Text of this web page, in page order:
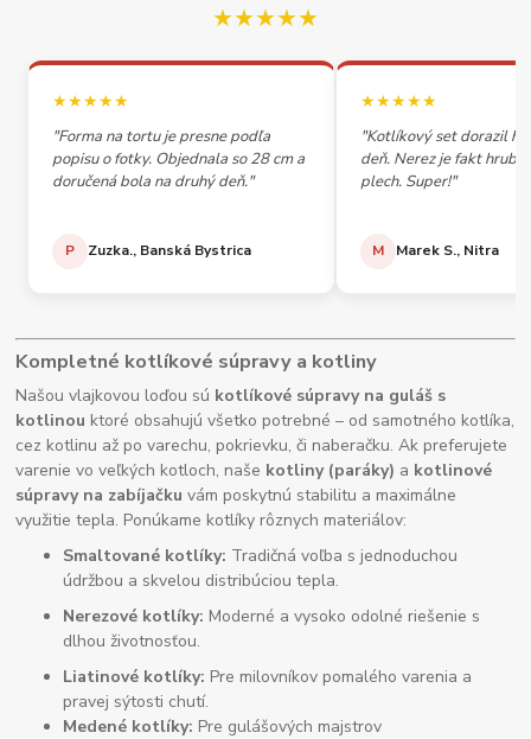
★★★★★
★★★★★
"Forma na tortu je presne podľa
popisu o fotky. Objednala so 28 cm a
doručená bola na druhý deň."
P Zuzka., Banská Bystrica
★★★★★
"Kotlíkový set dorazil
deň. Nerez je fakt
plech. Super!"
M Marek S., Nitra
Kompletné kotlíkové súpravy a kotliny
Našou vlajkovou loďou sú kotlíkové súpravy na guláš s
kotlinou ktoré obsahujú všetko potrebné – od samotného kotlíka,
cez kotlinu až po varechu, pokrievku, či naberačku. Ak preferujete
varenie vo veľkých kotloch, naše kotliny (paráky) a kotlinové
súpravy na zabíjačku vám poskytnú stabilitu a maximálne
využitie tepla. Ponúkame kotlíky rôznych materiálov:
Smaltované kotlíky: Tradičná voľba s jednoduchou
údržbou a skvelou distribúciou tepla.
Nerezové kotlíky: Moderné a vysoko odolné riešenie s
dlhou životnosťou.
Liatinové kotlíky: Pre milovníkov pomalého varenia a
pravej sýtosti chutí.
Medené kotlíky: Pre gulášových majstrov